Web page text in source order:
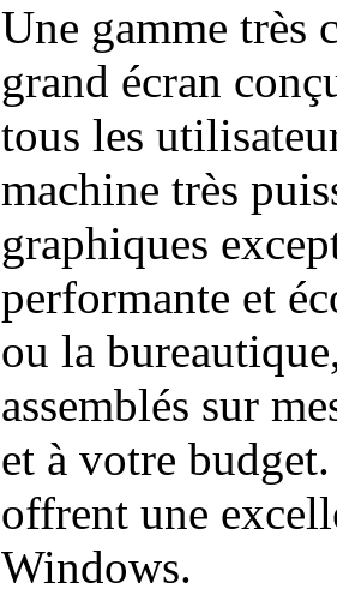
Une gamme très
grand écran
tous les
machine très
graphiques
performante et
ou la
assemblés sur
et à votre
offrent une
Windows.